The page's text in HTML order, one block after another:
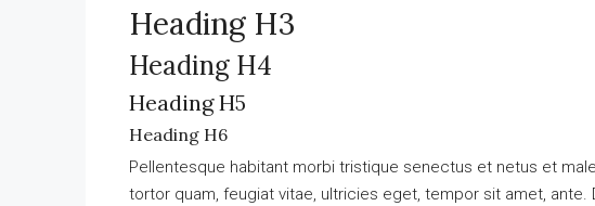
Heading H3
Heading H4
Heading H5
Heading H6
Pellentesque habitant morbi tristique senectus et netus et
tortor quam, feugiat vitae, ultricies eget, tempor sit amet,